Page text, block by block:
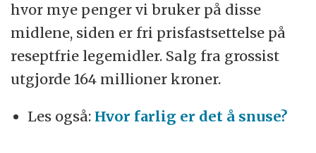
hvor mye penger vi bruker på disse
midlene, siden er fri prisfastsettelse på
reseptfrie legemidler. Salg fra grossist
utgjorde 164 millioner kroner.
Les også: Hvor farlig er det å snuse?